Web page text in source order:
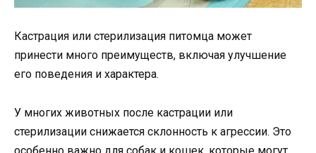
Кастрация или стерилизация питомца может
принести много преимуществ, включая улучшение
его поведения и характера.
У многих животных после кастрации или
стерилизации снижается склонность к агрессии. Это
особенно важно для собак и кошек, которые могут